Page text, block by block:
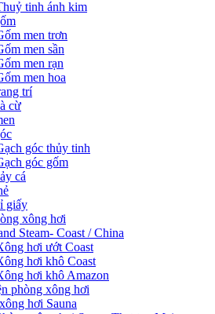
tinh ánh kim
men trơn
men sần
men rạn
men hoa
trí
cừ
góc thủy tinh
góc gốm
cá
giấy
xông hơi
Steam- Coast / China
hơi ướt Coast
hơi khô Coast
hơi khô Amazon
phòng xông hơi
hơi Sauna